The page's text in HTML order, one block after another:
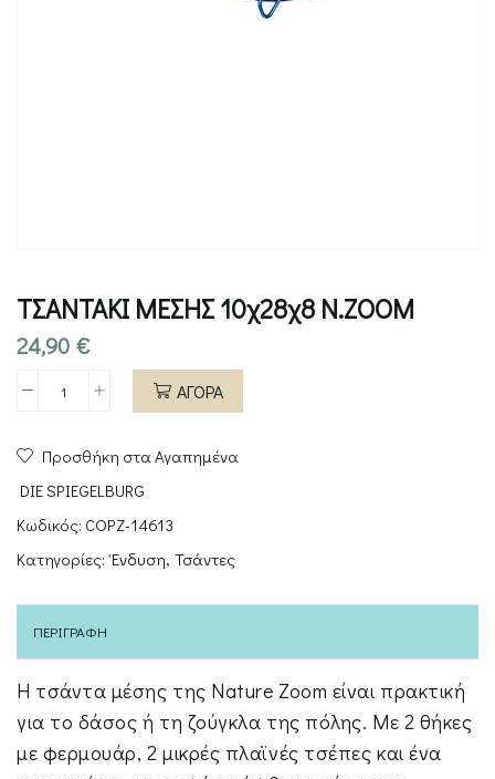
ΤΣΑΝΤΑΚΙ ΜΕΣΗΣ 10χ28χ8 N.ZOOM
24,90 €
ΤΣΑΝΤΑΚΙ
10χ28χ8
N.ZOOM
ποσότητα
ΑΓΟΡΑ
Προσθήκη στα Αγαπημένα
DIE SPIEGELBURG
Κωδικός: COPZ-14613
Κατηγορίες: Ένδυση, Τσάντες
ΠΕΡΙΓΡΑΦΉ
Η τσάντα μέσης της Nature Zoom είναι πρακτική
για το δάσος ή τη ζούγκλα της πόλης. Με 2 θήκες
με φερμουάρ, 2 μικρές πλαϊνές τσέπες και ένα